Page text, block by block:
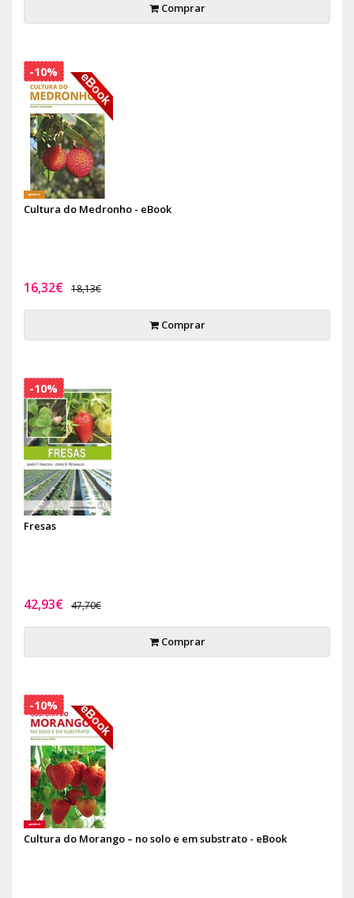
Comprar
Cultura do Medronho - eBook
16,32€ 18,13€
Comprar
-10%
Fresas
42,93€ 47,70€
Comprar
-10%
Cultura do Morango – no solo e em substrato - eBook
-10%